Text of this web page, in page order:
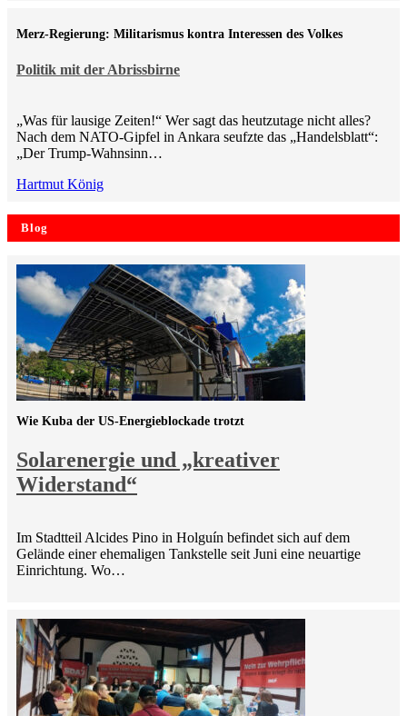
Politik mit der Abrissbirne
Merz-Regierung: Militarismus kontra Inte­ressen des Volkes
„Was für lausige Zeiten!“ Wer sagt das heutzutage nicht alles?
Nach dem NATO-Gipfel in Ankara seufzte das „Handelsblatt“:
„Der Trump-Wahnsinn…
Hartmut König
Blog
Solarenergie und „kreativer
Widerstand“
Wie Kuba der US-Energieblockade trotzt
Im Stadtteil Alcides Pino in Holguín befindet sich auf dem
Gelände einer ehemaligen Tankstelle seit Juni eine neuartige
Einrichtung. Wo…